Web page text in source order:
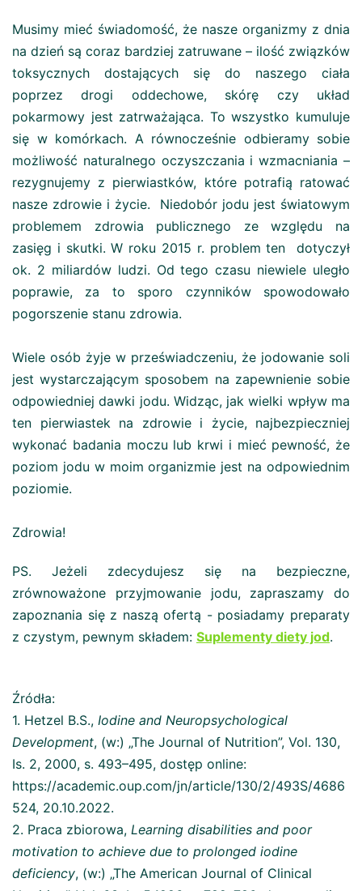
Musimy mieć świadomość, że nasze organizmy z dnia
na dzień są coraz bardziej zatruwane – ilość związków
toksycznych dostających się do naszego ciała
poprzez drogi oddechowe, skórę czy układ
pokarmowy jest zatrważająca. To wszystko kumuluje
się w komórkach. A równocześnie odbieramy sobie
możliwość naturalnego oczyszczania i wzmacniania –
rezygnujemy z pierwiastków, które potrafią ratować
nasze zdrowie i życie. Niedobór jodu jest światowym
problemem zdrowia publicznego ze względu na
zasięg i skutki. W roku 2015 r. problem ten dotyczył
ok. 2 miliardów ludzi. Od tego czasu niewiele uległo
poprawie, za to sporo czynników spowodowało
pogorszenie stanu zdrowia.
Wiele osób żyje w przeświadczeniu, że jodowanie soli
jest wystarczającym sposobem na zapewnienie sobie
odpowiedniej dawki jodu. Widząc, jak wielki wpływ ma
ten pierwiastek na zdrowie i życie, najbezpieczniej
wykonać badania moczu lub krwi i mieć pewność, że
poziom jodu w moim organizmie jest na odpowiednim
poziomie.
Zdrowia!
PS. Jeżeli zdecydujesz się na bezpieczne,
zrównoważone przyjmowanie jodu, zapraszamy do
zapoznania się z naszą ofertą - posiadamy preparaty
z czystym, pewnym składem: Suplementy diety jod.
Źródła:
1. Hetzel B.S., Iodine and Neuropsychological
Development, (w:) „The Journal of Nutrition”, Vol. 130,
Is. 2, 2000, s. 493–495, dostęp online:
https://academic.oup.com/jn/article/130/2/493S/4686
524, 20.10.2022.
2. Praca zbiorowa, Learning disabilities and poor
motivation to achieve due to prolonged iodine
deficiency, (w:) „The American Journal of Clinical